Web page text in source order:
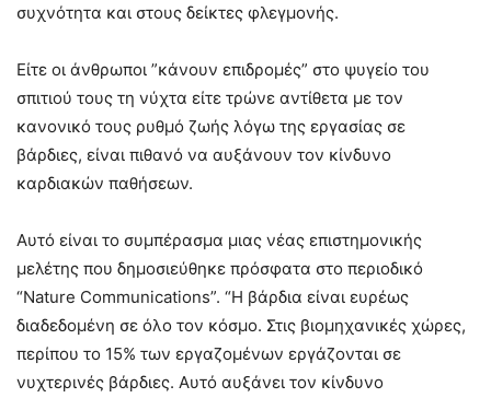
συχνότητα και στους δείκτες φλεγμονής.
Είτε οι άνθρωποι ”κάνουν επιδρομές” στο ψυγείο του
σπιτιού τους τη νύχτα είτε τρώνε αντίθετα με τον
κανονικό τους ρυθμό ζωής λόγω της εργασίας σε
βάρδιες, είναι πιθανό να αυξάνουν τον κίνδυνο
καρδιακών παθήσεων.
Αυτό είναι το συμπέρασμα μιας νέας επιστημονικής
μελέτης που δημοσιεύθηκε πρόσφατα στο περιοδικό
“Nature Communications”. “Η βάρδια είναι ευρέως
διαδεδομένη σε όλο τον κόσμο. Στις βιομηχανικές χώρες,
περίπου το 15% των εργαζομένων εργάζονται σε
νυχτερινές βάρδιες. Αυτό αυξάνει τον κίνδυνο